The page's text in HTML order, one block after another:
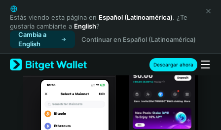
English
日本語
Tiếng Việt
Русский
Español (Latinoamérica)
Türkçe
Italiano
Estás viendo esta página en Español (Latinoamérica). ¿Te
gustaría cambiarte a English?
Cambia a
English
Continuar en Español (Latinoamérica)
Descargar ahora